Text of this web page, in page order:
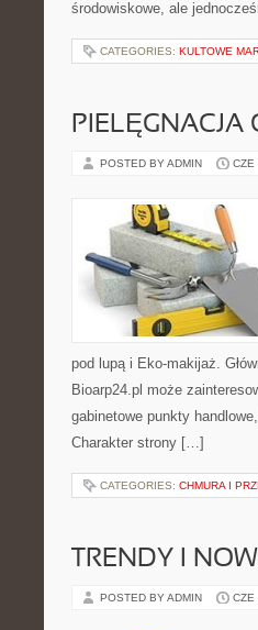
środowiskowe, ale
CATEGORIES: KULTOWE
PIELĘGNACJA
POSTED BY ADMIN CZE
pod lupą i Eko-makijaż.
Bioarp24.pl może
gabinetowe punkty
Charakter strony […]
CATEGORIES: CHMURA I
TRENDY I
POSTED BY ADMIN CZE